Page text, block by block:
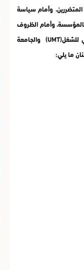
المتضررين، وأمام سياسة
بالمؤسسة، وأمام الظروف
غير الملائمة لممارسة العملية التعليمية، فإن الجامعة الوطنية للتعليم المنضوية تحث لواء الإتحاد المغربي للشغل(UMT) والجامعة